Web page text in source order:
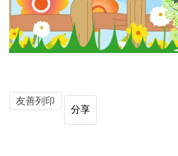
友善列印
分享